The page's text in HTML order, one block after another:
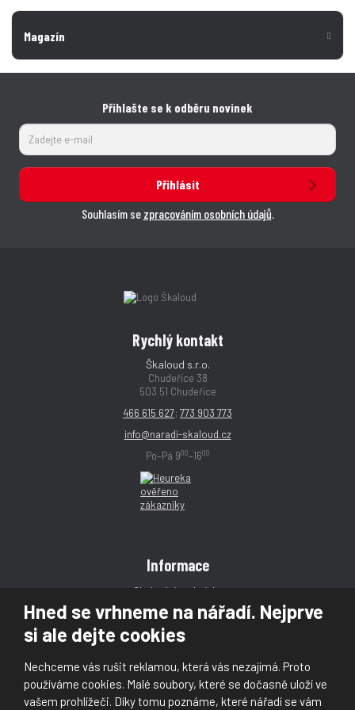
Hned se vrhneme na nářadí. Nejprve
si ale dejte cookies
Nechceme vás rušit reklamou, která vás nezajímá. Proto
používáme cookies. Malé soubory, které se dočasně uloží ve
vašem prohlížeči. Díky tomu poznáme, které nářadí se vám
Magazín
Přihlašte se k odběru novinek
Přihlásit
Souhlasím se zpracováním osobních údajů.
Rychlý kontakt
Škaloud s.r.o.
Chudeřice 38
503 51 Chudeřice
466 615 627; 773 903 773
info@naradi-skaloud.cz
Po–Pá 900–1600
Informace
Obchodní podmínky
Reklamace
Magazín
Kontakt